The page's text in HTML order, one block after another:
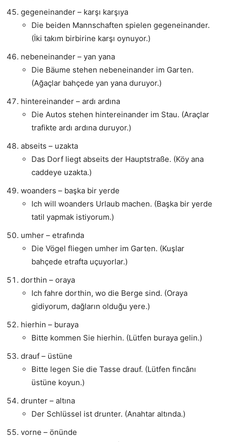
gegeneinander – karşı karşıya
Die beiden Mannschaften spielen gegeneinander.
(İki takım birbirine karşı oynuyor.)
nebeneinander – yan yana
Die Bäume stehen nebeneinander im Garten.
(Ağaçlar bahçede yan yana duruyor.)
hintereinander – ardı ardına
Die Autos stehen hintereinander im Stau. (Araçlar
trafikte ardı ardına duruyor.)
abseits – uzakta
Das Dorf liegt abseits der Hauptstraße. (Köy ana
caddeye uzakta.)
woanders – başka bir yerde
Ich will woanders Urlaub machen. (Başka bir yerde
tatil yapmak istiyorum.)
umher – etrafında
Die Vögel fliegen umher im Garten. (Kuşlar
bahçede etrafta uçuyorlar.)
dorthin – oraya
Ich fahre dorthin, wo die Berge sind. (Oraya
gidiyorum, dağların olduğu yere.)
hierhin – buraya
Bitte kommen Sie hierhin. (Lütfen buraya gelin.)
drauf – üstüne
Bitte legen Sie die Tasse drauf. (Lütfen fincânı
üstüne koyun.)
drunter – altına
Der Schlüssel ist drunter. (Anahtar altında.)
vorne – önünde